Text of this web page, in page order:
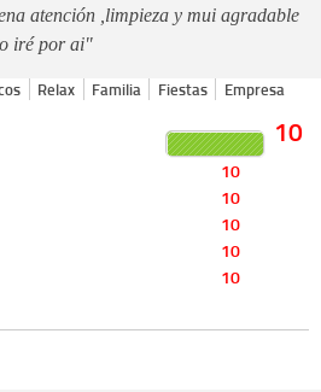
atención ,limpieza y mui agradable
iré por ai"
Relax Familia Fiestas Empresa
10
10
10
10
10
10